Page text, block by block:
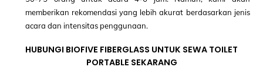
memberikan rekomendasi yang lebih akurat berdasarkan jenis
acara dan intensitas penggunaan.
HUBUNGI BIOFIVE FIBERGLASS UNTUK SEWA TOILET
PORTABLE SEKARANG